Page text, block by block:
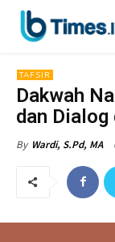
TAFSIR
Dakwah
dan Dialog
By Wardi, S.Pd, MA